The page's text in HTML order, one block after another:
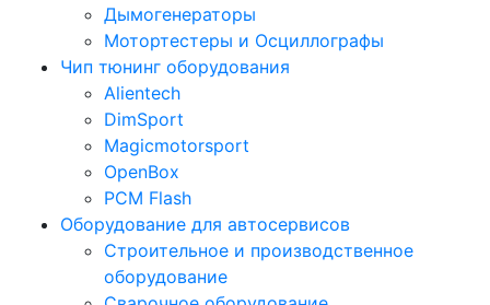
Дымогенераторы
Мотортестеры и Осциллографы
Чип тюнинг оборудования
Alientech
DimSport
Magicmotorsport
OpenBox
PCM Flash
Оборудование для автосервисов
Строительное и производственное
оборудование